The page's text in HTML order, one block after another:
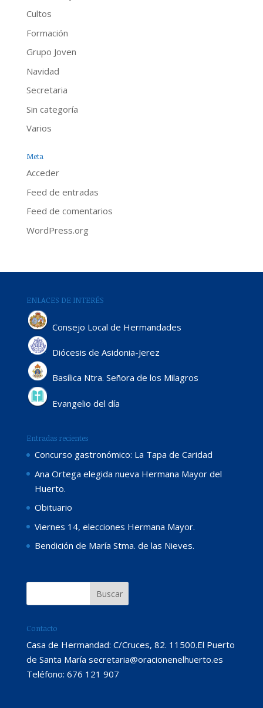
Cultos
Formación
Grupo Joven
Navidad
Secretaria
Sin categoría
Varios
Meta
Acceder
Feed de entradas
Feed de comentarios
WordPress.org
ENLACES DE INTERÉS
Consejo Local de Hermandades
Diócesis de Asidonia-Jerez
Basílica Ntra. Señora de los Milagros
Evangelio del día
Entradas recientes
Concurso gastronómico: La Tapa de Caridad
Ana Ortega elegida nueva Hermana Mayor del
Huerto.
Obituario
Viernes 14, elecciones Hermana Mayor.
Bendición de María Stma. de las Nieves.
Contacto
Casa de Hermandad: C/Cruces, 82. 11500.El Puerto
de Santa María secretaria@oracionenelhuerto.es
Teléfono: 676 121 907